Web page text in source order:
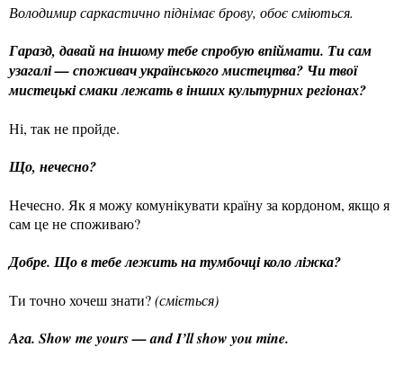
Володимир саркастично піднімає брову, обоє сміються.
Гаразд, давай на іншому тебе спробую впіймати. Ти сам
узагалі — споживач українського мистецтва? Чи твої
мистецькі смаки лежать в інших культурних регіонах?
Ні, так не пройде.
Що, нечесно?
Нечесно. Як я можу комунікувати країну за кордоном, якщо я
сам це не споживаю?
Добре. Що в тебе лежить на тумбочці коло ліжка?
Ти точно хочеш знати?(сміється)
Ага. Show me yours — and I’ll show you mine.